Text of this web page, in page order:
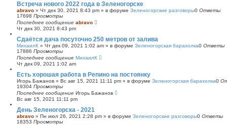
Встреча нового 2022 года в Зеленогорске
abravo » Чт дек 30, 2021 8:43 pm » в форуме Зеленогорские разговоры0 Ответы
17698 Просмотры
Последнее сообщение abravo
Чт дек 30, 2021 8:43 pm
Сдаётся дача посуточно 250 метров от залива
МихаилК » Чт дек 09, 2021 1:02 am » в форуме Зеленогорская барахолка0 Ответы
17886 Просмотры
Последнее сообщение МихаилК
Чт дек 09, 2021 1:02 am
Есть хорошая работа в Репино на постоянку
Игорь Бажанов » Вс авг 15, 2021 11:11 pm » в форуме Зеленогорская барахолка0
19304 Просмотры
Последнее сообщение Игорь Бажанов
Вс авг 15, 2021 11:11 pm
День Зеленогорска - 2021
abravo » Пн июл 26, 2021 2:28 pm » в форуме Зеленогорские разговоры0 Ответы
18353 Просмотры